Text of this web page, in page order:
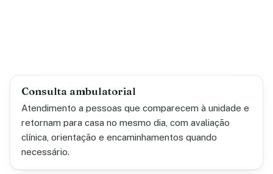
Consulta ambulatorial
Atendimento a pessoas que comparecem à unidade e
retornam para casa no mesmo dia, com avaliação
clínica, orientação e encaminhamentos quando
necessário.